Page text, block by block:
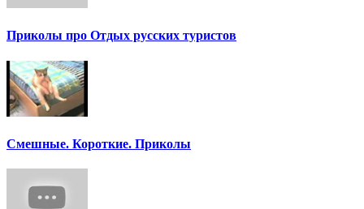
Приколы про Отдых русских туристов
Смешные. Короткие. Приколы